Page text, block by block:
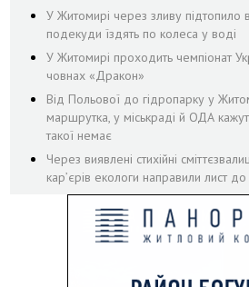
У Житомирі через зливу підтопило
подекуди їздять по колеса у воді
У Житомирі проходить чемпіонат
човнах «Дракон»
Від Польової до гідропарку у
маршрутка, у міськраді й ОДА
такої немає
Через виявлені стихійні
кар’єрів екологи направили лист